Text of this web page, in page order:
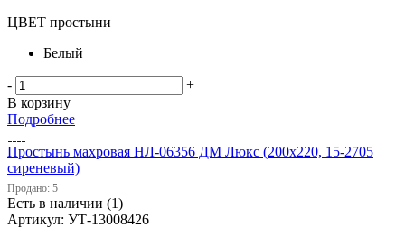
ЦВЕТ простыни
Белый
-
+
В корзину
Подробнее
Простынь махровая НЛ-06356 ДМ Люкс (200х220, 15-2705
сиреневый)
Продано: 5
Есть в наличии (1)
Артикул: УТ-13008426